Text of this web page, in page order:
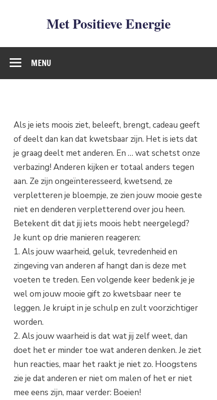
Met Positieve Energie
De weg naar Positief Leven
MENU
Als je iets moois ziet, beleeft, brengt, cadeau geeft
of deelt dan kan dat kwetsbaar zijn. Het is iets dat
je graag deelt met anderen. En … wat schetst onze
verbazing! Anderen kijken er totaal anders tegen
aan. Ze zijn ongeïnteresseerd, kwetsend, ze
verpletteren je bloempje, ze zien jouw mooie geste
niet en denderen verpletterend over jou heen.
Betekent dit dat jij iets moois hebt neergelegd?
Je kunt op drie manieren reageren:
1. Als jouw waarheid, geluk, tevredenheid en
zingeving van anderen af hangt dan is deze met
voeten te treden. Een volgende keer bedenk je je
wel om jouw mooie gift zo kwetsbaar neer te
leggen. Je kruipt in je schulp en zult voorzichtiger
worden.
2. Als jouw waarheid is dat wat jij zelf weet, dan
doet het er minder toe wat anderen denken. Je ziet
hun reacties, maar het raakt je niet zo. Hoogstens
zie je dat anderen er niet om malen of het er niet
mee eens zijn, maar verder: Boeien!